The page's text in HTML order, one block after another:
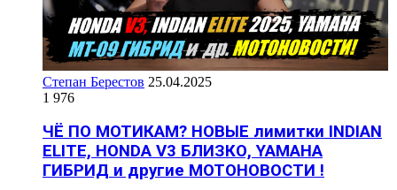
Степан Берестов 25.04.2025
1 976
ЧЁ ПО МОТИКАМ? НОВЫЕ лимитки INDIAN
ELITE, HONDA V3 БЛИЗКО, YAMAHA
ГИБРИД и другие МОТОНОВОСТИ !